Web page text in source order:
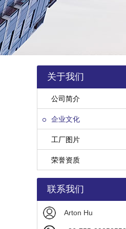
关于我们
公司简介
企业文化
工厂图片
荣誉资质
联系我们
Arton Hu